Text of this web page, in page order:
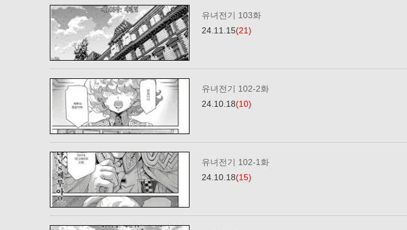
유녀전기 103화
24.11.15(21)
유녀전기 102-2화
24.10.18(10)
유녀전기 102-1화
24.10.18(15)